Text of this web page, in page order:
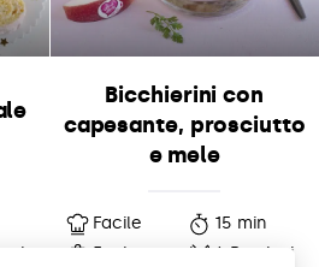
Bicchierini con
capesante, prosciutto
e mele
Facile
15 min
5 min
4 Porzioni